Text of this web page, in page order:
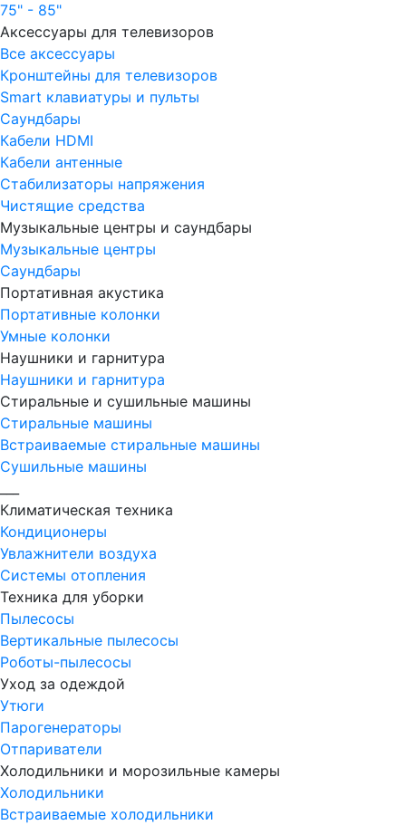
75" - 85"
Аксессуары для телевизоров
Все аксессуары
Кронштейны для телевизоров
Smart клавиатуры и пульты
Саундбары
Кабели HDMI
Кабели антенные
Стабилизаторы напряжения
Чистящие средства
Музыкальные центры и саундбары
Музыкальные центры
Саундбары
Портативная акустика
Портативные колонки
Умные колонки
Наушники и гарнитура
Наушники и гарнитура
Стиральные и сушильные машины
Стиральные машины
Встраиваемые стиральные машины
Сушильные машины
Климатическая техника
Кондиционеры
Увлажнители воздуха
Системы отопления
Техника для уборки
Пылесосы
Вертикальные пылесосы
Роботы-пылесосы
Уход за одеждой
Утюги
Парогенераторы
Отпариватели
Холодильники и морозильные камеры
Холодильники
Встраиваемые холодильники